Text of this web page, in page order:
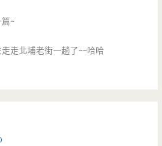
~
走北埔老街一趟了~~哈哈